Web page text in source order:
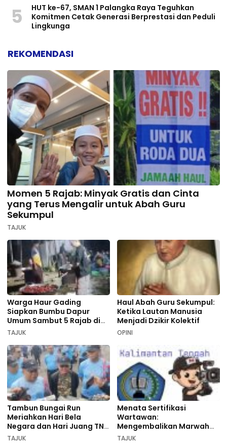
5
HUT ke-67, SMAN 1 Palangka Raya Teguhkan
Komitmen Cetak Generasi Berprestasi dan Peduli
Lingkunga
REKOMENDASI
Momen 5 Rajab: Minyak Gratis dan Cinta
yang Terus Mengalir untuk Abah Guru
Sekumpul
TAJUK
Warga Haur Gading
Siapkan Bumbu Dapur
Umum Sambut 5 Rajab di
Sekumpul
TAJUK
Haul Abah Guru Sekumpul:
Ketika Lautan Manusia
Menjadi Dzikir Kolektif
OPINI
Tambun Bungai Run
Meriahkan Hari Bela
Negara dan Hari Juang TNI
AD di Palangka Raya
TAJUK
Menata Sertifikasi
Wartawan:
Mengembalikan Marwah
Pers dan Keadilan
TAJUK